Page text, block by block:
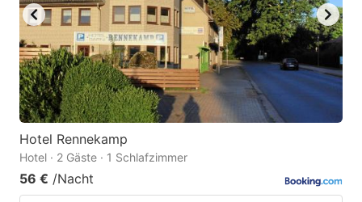
Hotel Rennekamp
Hotel · 2 Gäste · 1 Schlafzimmer
56 € /Nacht